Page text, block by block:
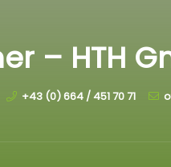
– HTH
+43 (0) 664 / 451 70 71